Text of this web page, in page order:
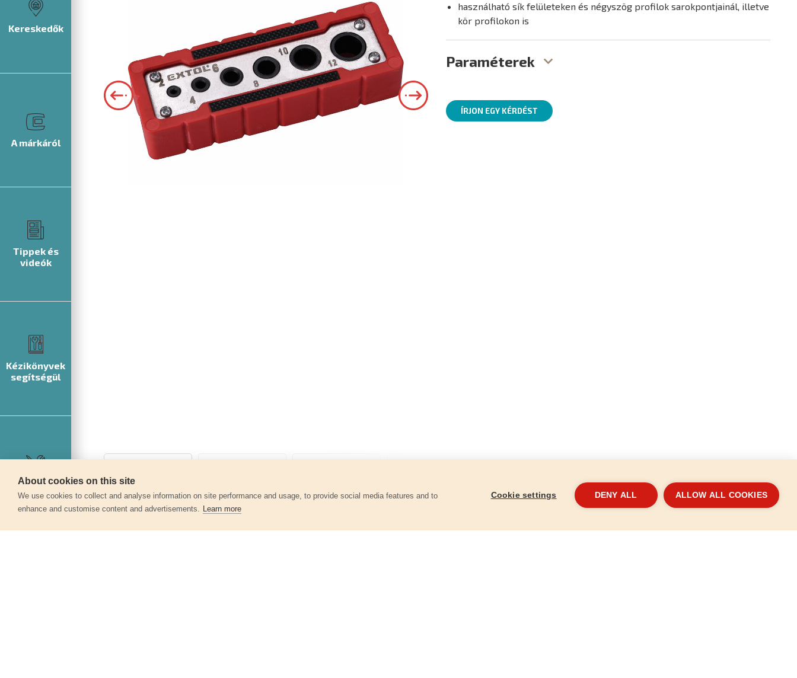
Kereskedők
A márkáról
Tippek és
videók
Kézikönyvek
segítségül
Szerviz
használható sík felületeken és négyszög profilok sarokpontjainál, illetve
kör profilokon is
Paraméterek
ÍRJON EGY KÉRDÉST
About cookies on this site
We use cookies to collect and analyse information on site performance and usage, to provide social media features and to
enhance and customise content and advertisements. Learn more
Cookie settings DENY ALL ALLOW ALL COOKIES